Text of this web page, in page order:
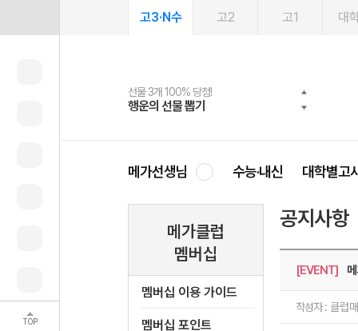
TOP
고3·N수 고2 고1 대
선물 3개 100% 당첨!
행운의 선물 뽑기
선물 100% 증정!
메가스터디 X 올리브
여름방학 스터디 캐시백
메가런 썸머스쿨
2027 러셀 단과
강사 공개선발
스마트러닝앱
설문 EVENT
메가패스
3일 무료 체험권
메가패스 수강생 무료혜택!
메가클럽 멤버십
사회공헌 캠페인
희망이룸 메가나눔
메가선생님 수능·내신 대학별고
메가클럽
멤버십
멤버십 이용 가이드
멤버십 포인트
공지사항
[EVENT]
작성자 : 클럽